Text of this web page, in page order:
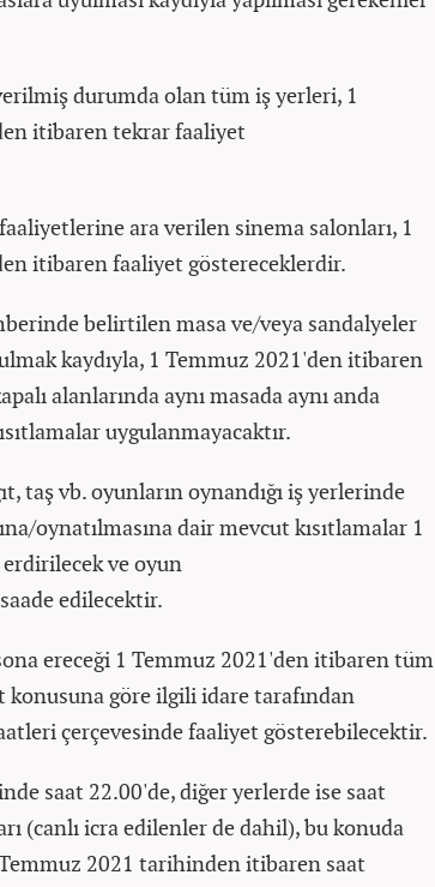
durumda olan tüm iş yerleri, 1
itibaren tekrar faaliyet
ara verilen sinema salonları, 1
itibaren faaliyet göstereceklerdir.
belirtilen masa ve/veya sandalyeler
kaydıyla, 1 Temmuz 2021'den itibaren
alanlarında aynı masada aynı anda
uygulanmayacaktır.
taş vb. oyunların oynandığı iş yerlerinde
oynatılmasına dair mevcut kısıtlamalar 1
ve oyun
edilecektir.
sona ereceği 1 Temmuz 2021'den itibaren tüm
göre ilgili idare tarafından
çerçevesinde faaliyet gösterebilecektir.
saat 22.00'de, diğer yerlerde ise saat
(canlı icra edilenler de dahil), bu konuda
2021 tarihinden itibaren saat